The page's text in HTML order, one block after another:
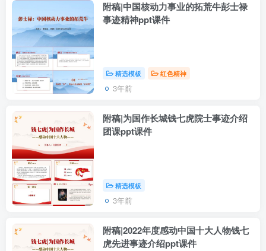
附稿|中国核动力事业的拓荒牛彭士禄
事迹精神ppt课件
精选模板 红色精神
3年前
附稿|为国作长城钱七虎院士事迹介绍
团课ppt课件
精选模板
3年前
附稿|2022年度感动中国十大人物钱七
虎先进事迹介绍ppt课件